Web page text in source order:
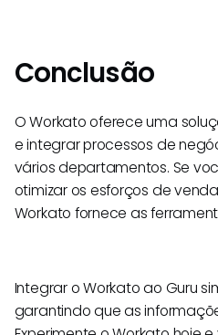
Conclusão
O Workato oferece uma
e integrar processos de
vários departamentos. Se
otimizar os esforços de
Workato fornece as
Integrar o Workato ao Guru
garantindo que as